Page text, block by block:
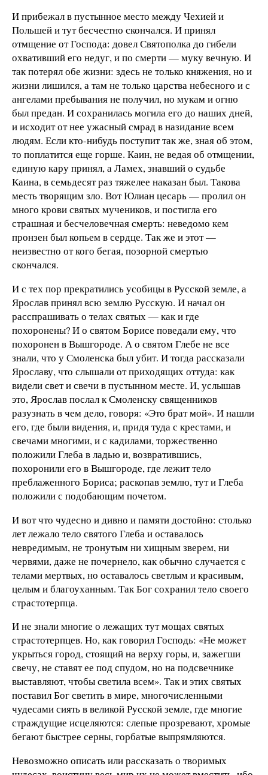
И прибежал в пустынное место между Чехией и
Польшей и тут бесчестно скончался. И принял
отмщение от Господа: довел Святополка до гибели
охвативший его недуг, и по смерти — муку вечную. И
так потерял обе жизни: здесь не только княжения, но и
жизни лишился, а там не только царства небесного и с
ангелами пребывания не получил, но мукам и огню
был предан. И сохранилась могила его до наших дней,
и исходит от нее ужасный смрад в назидание всем
людям. Если кто-нибудь поступит так же, зная об этом,
то поплатится еще горше. Каин, не ведая об отмщении,
единую кару принял, а Ламех, знавший о судьбе
Каина, в семьдесят раз тяжелее наказан был. Такова
месть творящим зло. Вот Юлиан цесарь — пролил он
много крови святых мучеников, и постигла его
страшная и бесчеловечная смерть: неведомо кем
пронзен был копьем в сердце. Так же и этот —
неизвестно от кого бегая, позорной смертью
скончался.
И с тех пор прекратились усобицы в Русской земле, а
Ярослав принял всю землю Русскую. И начал он
расспрашивать о телах святых — как и где
похоронены? И о святом Борисе поведали ему, что
похоронен в Вышгороде. А о святом Глебе не все
знали, что у Смоленска был убит. И тогда рассказали
Ярославу, что слышали от приходящих оттуда: как
видели свет и свечи в пустынном месте. И, услышав
это, Ярослав послал к Смоленску священников
разузнать в чем дело, говоря: «Это брат мой». И нашли
его, где были видения, и, придя туда с крестами, и
свечами многими, и с кадилами, торжественно
положили Глеба в ладью и, возвратившись,
похоронили его в Вышгороде, где лежит тело
преблаженного Бориса; раскопав землю, тут и Глеба
положили с подобающим почетом.
И вот что чудесно и дивно и памяти достойно: столько
лет лежало тело святого Глеба и оставалось
невредимым, не тронутым ни хищным зверем, ни
червями, даже не почернело, как обычно случается с
телами мертвых, но оставалось светлым и красивым,
целым и благоуханным. Так Бог сохранил тело своего
страстотерпца.
И не знали многие о лежащих тут мощах святых
страстотерпцев. Но, как говорил Господь: «Не может
укрыться город, стоящий на верху горы, и, зажегши
свечу, не ставят ее под спудом, но на подсвечнике
выставляют, чтобы светила всем». Так и этих святых
поставил Бог светить в мире, многочисленными
чудесами сиять в великой Русской земле, где многие
страждущие исцеляются: слепые прозревают, хромые
бегают быстрее серны, горбатые выпрямляются.
Невозможно описать или рассказать о творимых